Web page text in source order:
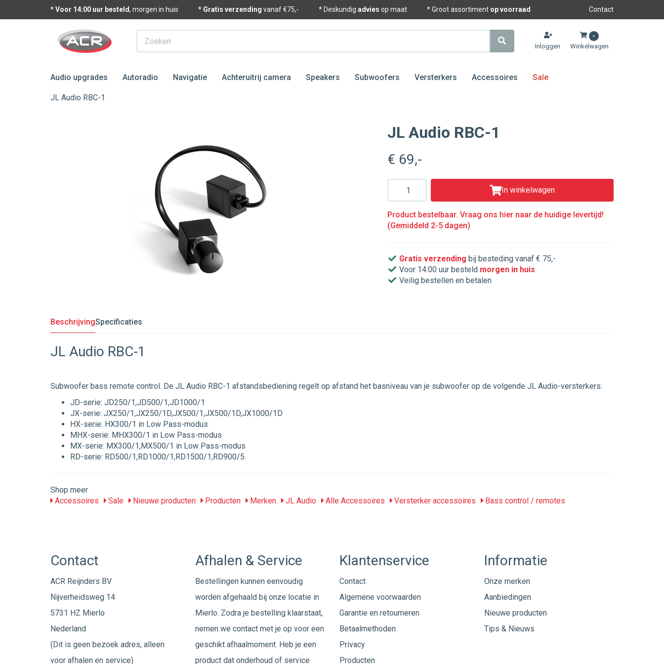
* Voor 14:00 uur besteld, morgen in huis * Gratis verzending vanaf €75,- * Deskundig advies op maat * Groot assortiment op voorraad Contact
Zoeken
Inloggen
-
Winkelwagen
Audio upgrades Autoradio Navigatie Achteruitrij camera Speakers Subwoofers Versterkers Accessoires Sale
JL Audio RBC-1
JL Audio RBC-1
€ 69,-
Aantal
In winkelwagen
Product bestelbaar. Vraag ons hier naar de huidige levertijd!
(Gemiddeld 2-5 dagen)
Gratis verzending bij besteding vanaf € 75,-
Voor 14:00 uur besteld morgen in huis
Veilig bestellen en betalen
BeschrijvingSpecificaties
JL Audio RBC-1
Subwoofer bass remote control. De JL Audio RBC-1 afstandsbediening regelt op afstand het basniveau van je subwoofer op de volgende JL Audio-versterkers:
JD-serie: JD250/1,JD500/1,JD1000/1
JX-serie: JX250/1,JX250/1D,JX500/1,JX500/1D,JX1000/1D
HX-serie: HX300/1 in Low Pass-modus
MHX-serie: MHX300/1 in Low Pass-modus
MX-serie: MX300/1,MX500/1 in Low Pass-modus
RD-serie: RD500/1,RD1000/1,RD1500/1,RD900/5.
Shop meer
Accessoires
Sale Nieuwe producten Producten Merken JL Audio Alle Accessoires Versterker accessoires Bass control / remotes
Contact
ACR Reijnders BV
Nijverheidsweg 14
5731 HZ Mierlo
Nederland
(Dit is geen bezoek adres, alleen
voor afhalen en service)
Afhalen & Service
Bestellingen kunnen eenvoudig
worden afgehaald bij onze locatie in
Mierlo. Zodra je bestelling klaarstaat,
nemen we contact met je op voor een
geschikt afhaalmoment. Heb je een
product dat onderhoud of service
Klantenservice
Contact
Algemene voorwaarden
Garantie en retourneren
Betaalmethoden
Privacy
Producten
Informatie
Onze merken
Aanbiedingen
Nieuwe producten
Tips & Nieuws